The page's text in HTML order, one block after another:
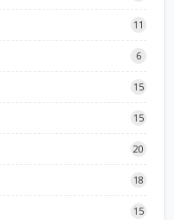
11
6
15
15
20
18
15